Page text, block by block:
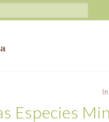
Especies